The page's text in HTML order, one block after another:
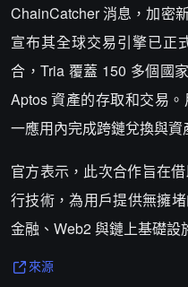
ChainCatcher 消息，加密
宣布其全球交易引擎已正
合，Tria 覆蓋 150 多個國
Aptos 資產的存取和交易
一應用內完成跨鏈兌換與資
官方表示，此次合作旨在
行技術，為用戶提供無擁
金融、Web2 與鏈上基礎設
來源